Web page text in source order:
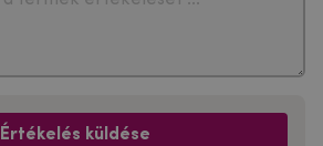
Értékelés küldése